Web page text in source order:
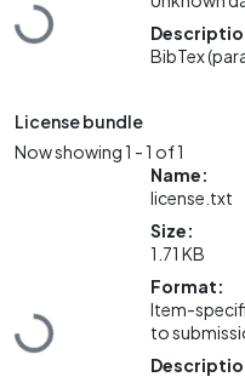
Loading...
BibTex
License bundle
Now showing1 - 1 of 1
Loading...
Name:
license.txt
Size:
1.71 KB
Format:
Item-
to